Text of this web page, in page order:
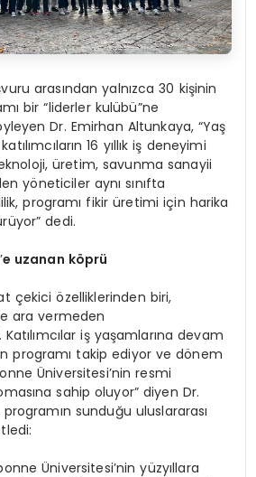
arasından yalnızca 30 kişinin
bir “liderler kulübü”ne
Dr. Emirhan Altunkaya, “Yaş
16 yıllık iş deneyimi
üretim, savunma sanayii
yöneticiler aynı sınıfta
programı fikir üretimi için harika
dedi.
’e uzanan köprü
çekici özelliklerinden biri,
ara vermeden
iş yaşamlarına devam
programı takip ediyor ve dönem
Üniversitesi’nin resmi
sahip oluyor” diyen Dr.
sunduğu uluslararası
Üniversitesi’nin yüzyıllara